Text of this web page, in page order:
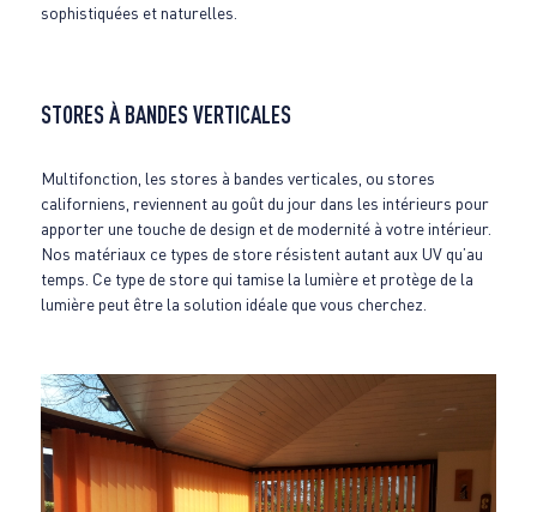
sophistiquées et naturelles.
STORES À BANDES VERTICALES
Multifonction, les stores à bandes verticales, ou stores
californiens, reviennent au goût du jour dans les intérieurs pour
apporter une touche de design et de modernité à votre intérieur.
Nos matériaux ce types de store résistent autant aux UV qu’au
temps. Ce type de store qui tamise la lumière et protège de la
lumière peut être la solution idéale que vous cherchez.